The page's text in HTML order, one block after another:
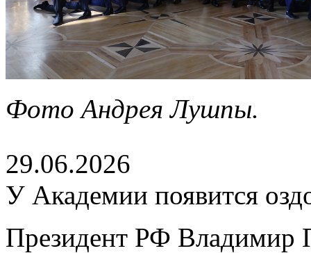
Фото Андрея Лушпы.
29.06.2026
У Академии появится
Президент РФ Владимир